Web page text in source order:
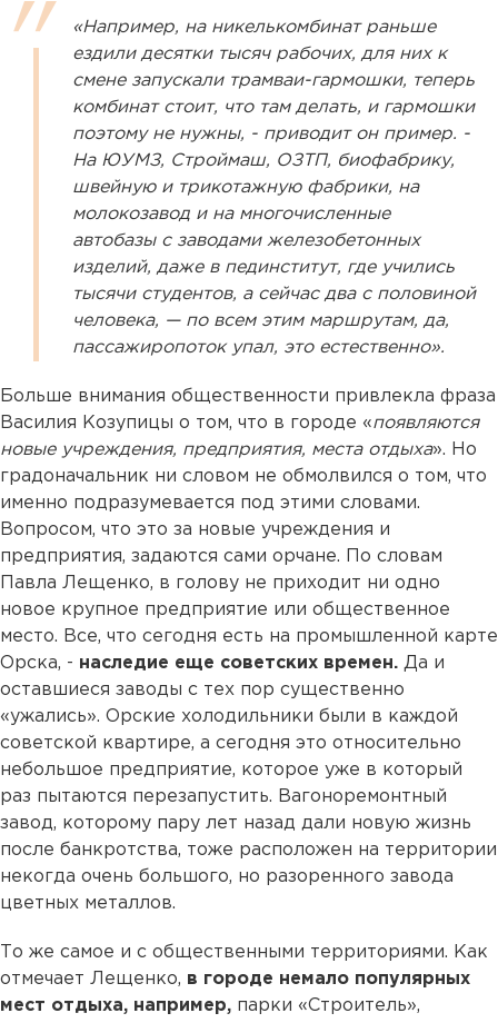
«Например, на никелькомбинат раньше
ездили десятки тысяч рабочих, для них к
смене запускали трамваи-гармошки, теперь
комбинат стоит, что там делать, и гармошки
поэтому не нужны, - приводит он пример. -
На ЮУМЗ, Строймаш, ОЗТП, биофабрику,
швейную и трикотажную фабрики, на
молокозавод и на многочисленные
автобазы с заводами железобетонных
изделий, даже в пединститут, где учились
тысячи студентов, а сейчас два с половиной
человека, — по всем этим маршрутам, да,
пассажиропоток упал, это естественно».
Больше внимания общественности привлекла фраза
Василия Козупицы о том, что в городе «появляются
новые учреждения, предприятия, места отдыха». Но
градоначальник ни словом не обмолвился о том, что
именно подразумевается под этими словами.
Вопросом, что это за новые учреждения и
предприятия, задаются сами орчане. По словам
Павла Лещенко, в голову не приходит ни одно
новое крупное предприятие или общественное
место. Все, что сегодня есть на промышленной карте
Орска, - наследие еще советских времен. Да и
оставшиеся заводы с тех пор существенно
«ужались». Орские холодильники были в каждой
советской квартире, а сегодня это относительно
небольшое предприятие, которое уже в который
раз пытаются перезапустить. Вагоноремонтный
завод, которому пару лет назад дали новую жизнь
после банкротства, тоже расположен на территории
некогда очень большого, но разоренного завода
цветных металлов.
То же самое и с общественными территориями. Как
отмечает Лещенко, в городе немало популярных
мест отдыха, например, парки «Строитель»,